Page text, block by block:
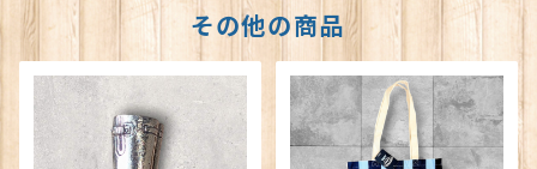
その他の商品